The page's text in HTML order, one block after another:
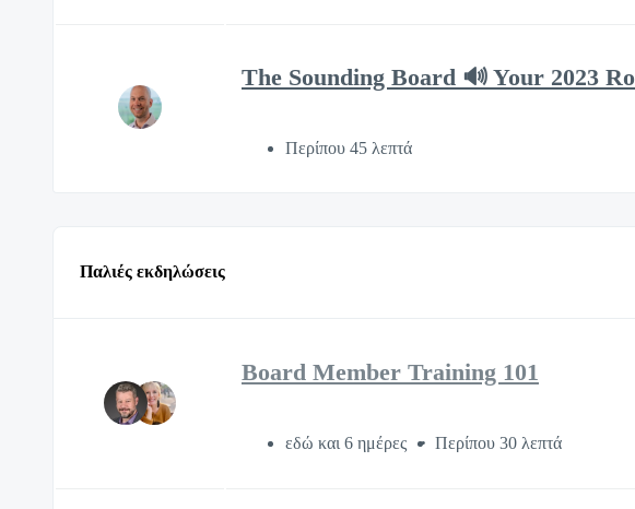
The Sounding Board 🔊 Your 2023
Περίπου 45 λεπτά
Παλιές εκδηλώσεις
Board Member Training 101
εδώ και 6 ημέρες Περίπου 30 λεπτά